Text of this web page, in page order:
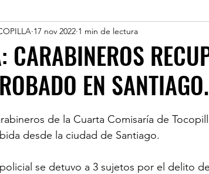
CARABINEROS
EN SANTIAGO.
17 nov 2022 1 min de lectura
de la Cuarta Comisaría de
desde la ciudad de Santiago.
se detuvo a 3 sujetos por el delito